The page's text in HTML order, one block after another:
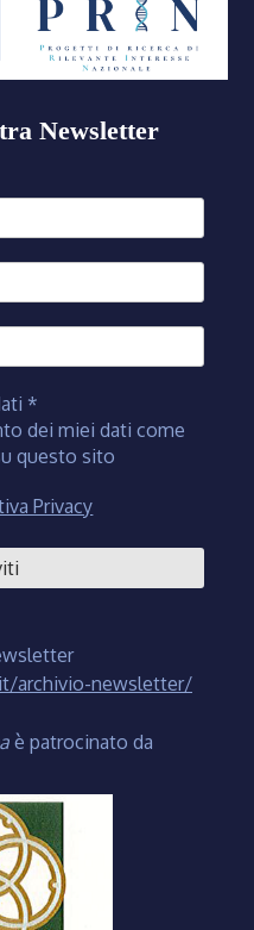
Newsletter
*
dei miei dati come
questo sito
Privacy
archivio-newsletter/
è patrocinato da